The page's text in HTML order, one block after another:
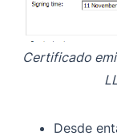
Certificado
Desde